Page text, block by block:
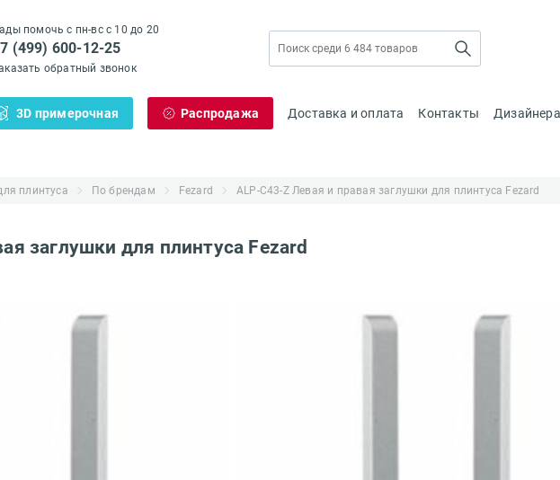
помочь с пн-вс с 10 до 20
(499) 600-12-25
обратный звонок
3D примерочная Распродажа Доставка и оплата Контакты
плинтуса По брендам Fezard ALP-C43-Z Левая и правая заглушки для плинтуса Fezard
заглушки для плинтуса Fezard